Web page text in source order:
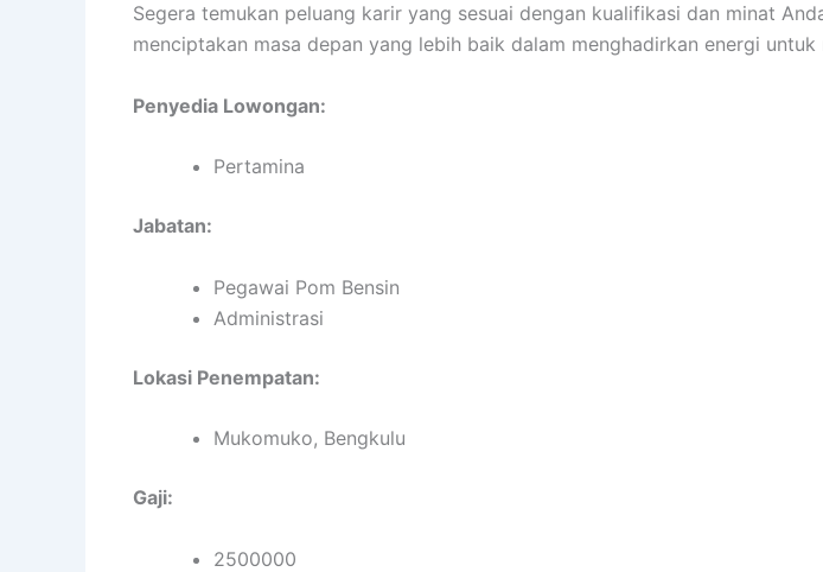
Segera temukan peluang karir yang sesuai dengan kualifikasi dan minat
menciptakan masa depan yang lebih baik dalam menghadirkan energi untuk
Penyedia Lowongan:
Pertamina
Jabatan:
Pegawai Pom Bensin
Administrasi
Lokasi Penempatan:
Mukomuko, Bengkulu
Gaji:
2500000